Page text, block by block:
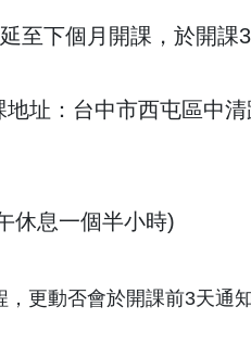
至下個月開課，於開課
址：台中市西屯區中
休息一個半小時)
更動否會於開課前3天通